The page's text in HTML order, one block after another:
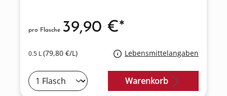
0.5 L(79,80 €/L) Lebensmittelangaben
pro Flasche 39,90 €*
Warenkorb